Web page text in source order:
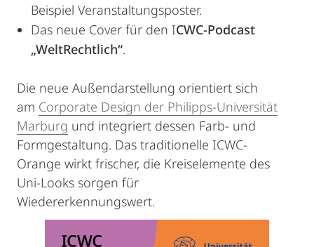
Beispiel Veranstaltungsposter.
Das neue Cover für den ICWC-Podcast
„WeltRechtlich“.
Die neue Außendarstellung orientiert sich
am Corporate Design der Philipps-Universität
Marburg und integriert dessen Farb- und
Formgestaltung. Das traditionelle ICWC-
Orange wirkt frischer, die Kreiselemente des
Uni-Looks sorgen für
Wiedererkennungswert.